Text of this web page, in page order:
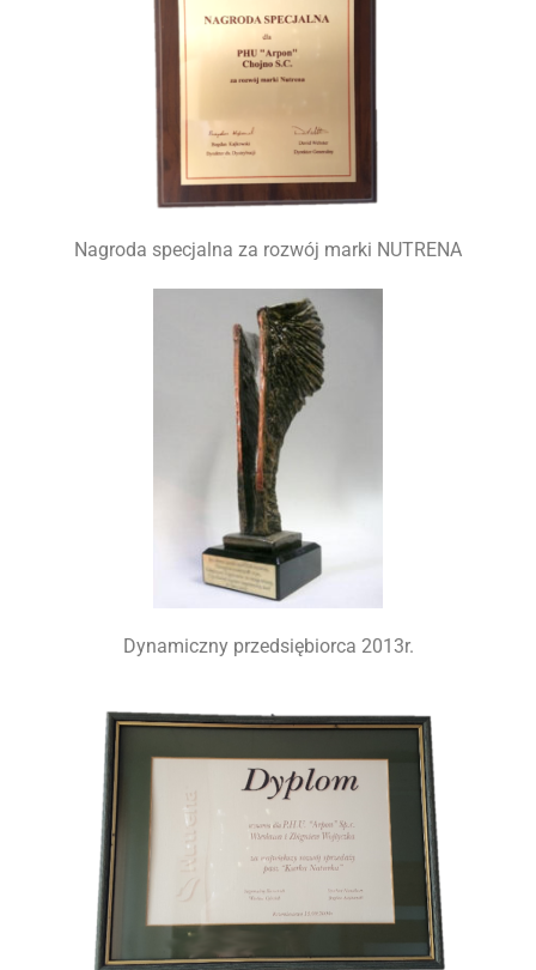
Narzędzia rolnicze
Nagroda specjalna za rozwój marki NUTRENA
Dynamiczny przedsiębiorca 2013r.